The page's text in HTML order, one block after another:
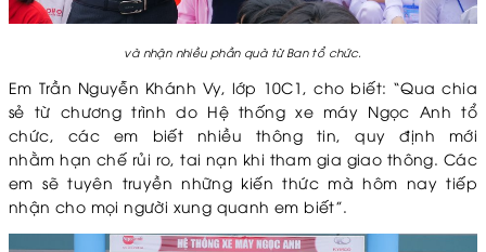
và nhận nhiều phần quà từ Ban tổ chức.
Em Trần Nguyễn Khánh Vy, lớp 10C1, cho biết: “Qua chia
sẻ từ chương trình do Hệ thống xe máy Ngọc Anh tổ
chức, các em biết nhiều thông tin, quy định mới
nhằm hạn chế rủi ro, tai nạn khi tham gia giao thông. Các
em sẽ tuyên truyền những kiến thức mà hôm nay tiếp
nhận cho mọi người xung quanh em biết”.